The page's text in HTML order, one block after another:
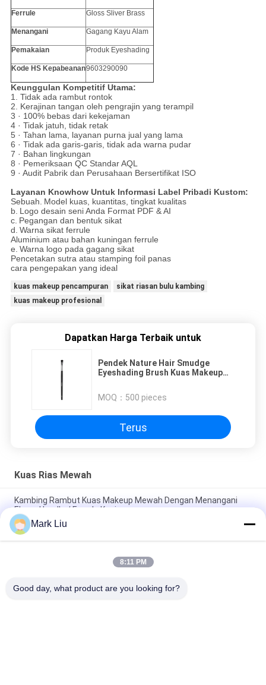
Ferrule Gloss Sliver Brass
Menangani Gagang Kayu Alam
Pemakaian Produk Eyeshading
Kode HS Kepabeanan9603290090
Keunggulan Kompetitif Utama:
1. Tidak ada rambut rontok
2. Kerajinan tangan oleh pengrajin yang terampil
3 · 100% bebas dari kekejaman
4 · Tidak jatuh, tidak retak
5 · Tahan lama, layanan purna jual yang lama
6 · Tidak ada garis-garis, tidak ada warna pudar
7 · Bahan lingkungan
8 · Pemeriksaan QC Standar AQL
9 · Audit Pabrik dan Perusahaan Bersertifikat ISO
Layanan Knowhow Untuk Informasi Label Pribadi Kustom:
Sebuah. Model kuas, kuantitas, tingkat kualitas
b. Logo desain seni Anda Format PDF & AI
c. Pegangan dan bentuk sikat
d. Warna sikat ferrule
Aluminium atau bahan kuningan ferrule
e. Warna logo pada gagang sikat
Pencetakan sutra atau stamping foil panas
cara pengepakan yang ideal
kuas makeup pencampuran
sikat riasan bulu kambing
kuas makeup profesional
Dapatkan Harga Terbaik untuk
Pendek Nature Hair Smudge
Eyeshading Brush Kuas Makeup
XGF Terbaik
MOQ： 500 pieces
Terus
Kuas Rias Mewah
Kambing Rambut Kuas Makeup Mewah Dengan Menangani
Ebony Handle / Ferrule Kuningan
Kuas makeup bubuk Beveled mewah Dengan Rambut Kambing
XGF Coklat Tua yang lembut dan Padat
Luxury Artist Foundation Brush Dengan Rambut Sable Ultra
Mark Liu
8:11 PM
Good day, what product are you looking for?